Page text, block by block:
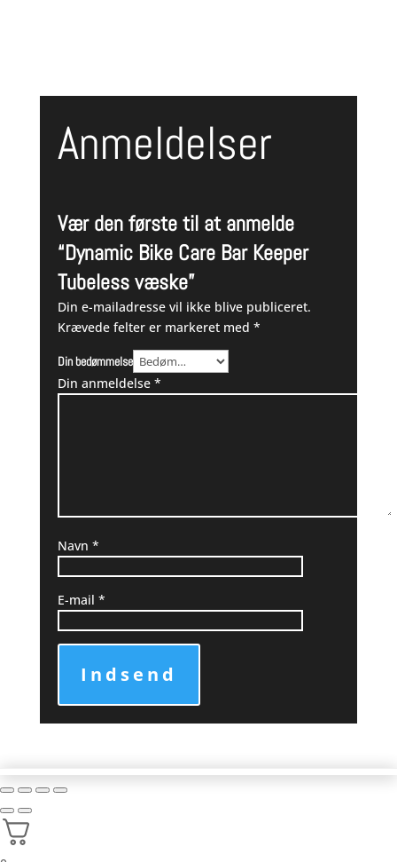
Anmeldelser
Vær den første til at anmelde
“Dynamic Bike Care Bar Keeper
Tubeless væske”
Din e-mailadresse vil ikke blive publiceret.
Krævede felter er markeret med *
Din bedømmelse
Din anmeldelse *
Navn *
E-mail *
Indsend